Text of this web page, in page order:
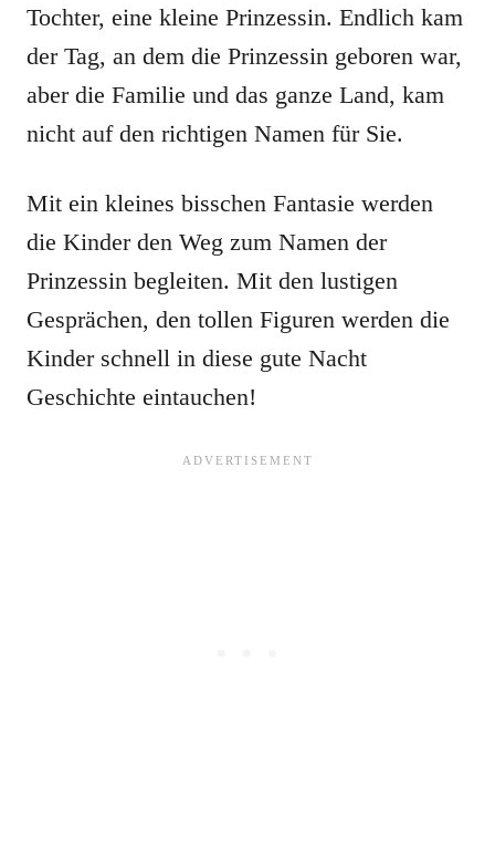
Tochter, eine kleine Prinzessin. Endlich kam
der Tag, an dem die Prinzessin geboren war,
aber die Familie und das ganze Land, kam
nicht auf den richtigen Namen für Sie.
Mit ein kleines bisschen Fantasie werden
die Kinder den Weg zum Namen der
Prinzessin begleiten. Mit den lustigen
Gesprächen, den tollen Figuren werden die
Kinder schnell in diese gute Nacht
Geschichte eintauchen!